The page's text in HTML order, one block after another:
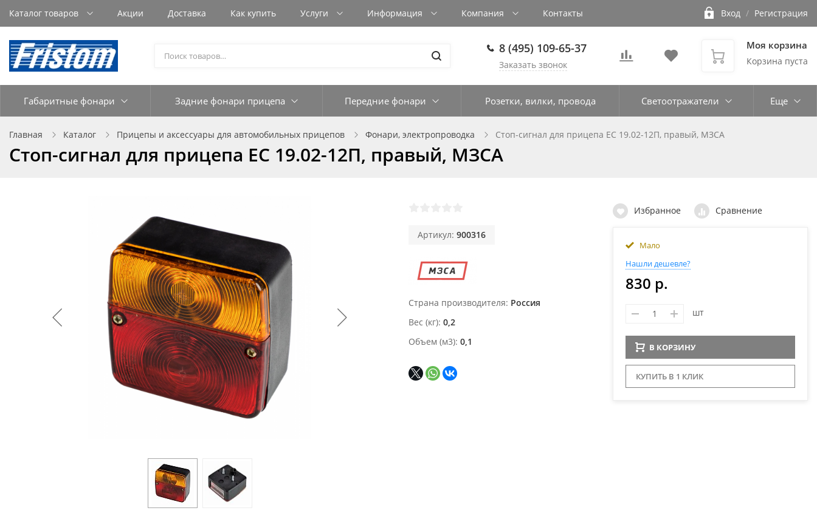
Каталог товаров Акции Доставка Как купить Услуги Информация Компания Контакты Вход / Регистрация
8 (495) 109-65-37
Заказать звонок
Моя корзина
Корзина пуста
Габаритные фонари Задние фонари прицепа Передние фонари Розетки, вилки, провода Светоотражатели Еще
Главная Каталог Прицепы и аксессуары для автомобильных прицепов Фонари, электропроводка Стоп-сигнал для прицепа ЕС 19.02-12П, правый, МЗСА
Стоп-сигнал для прицепа ЕС 19.02-12П, правый, МЗСА
Артикул: 900316
Страна производителя Россия
Вес (кг) 0,2
Объем (м3) 0,1
Избранное Сравнение
Мало
Нашли дешевле?
830 р.
шт
В КОРЗИНУ
КУПИТЬ В 1 КЛИК